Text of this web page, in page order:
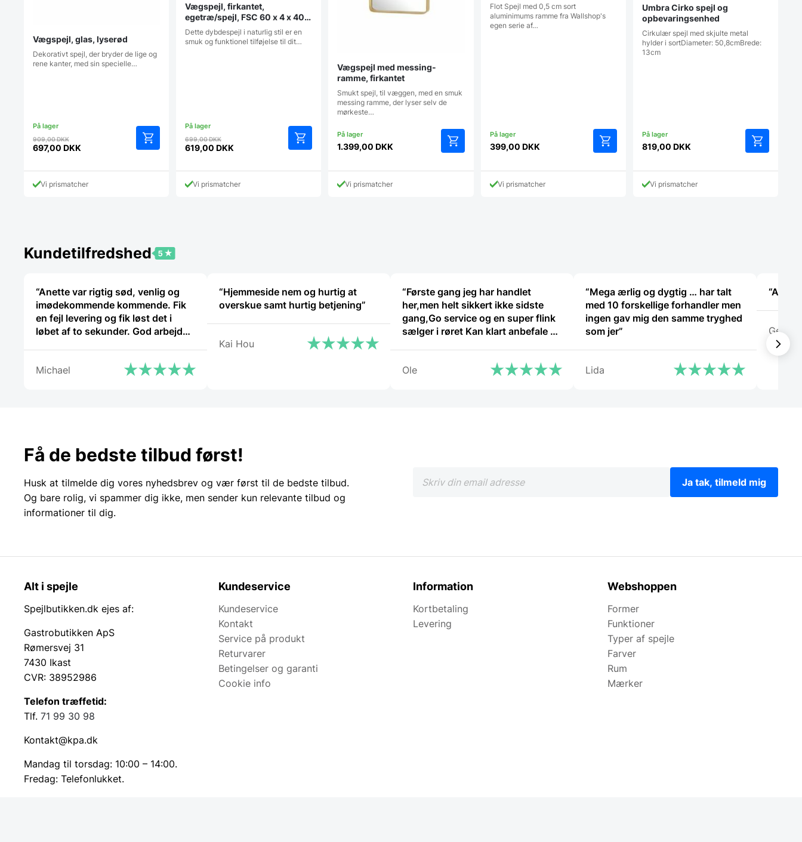
Vægspejl, glas, lyserød
Dekorativt spejl, der bryder de lige og
rene kanter, med sin specielle…
909,00DKKDen
oprindelige
var:
909,00 DKK.
697,00 DKK
aktuelle
pris
er:Vi prismatcher
Vægspejl, firkantet,
egetræ/spejl, FSC 60 x 4 x 40
cm
Dette dybdespejl i naturlig stil er en
smuk og funktionel tilføjelse til dit…
699,00DKKDen
oprindelige
var:
699,00 DKK.
619,00DKK
aktuelle
pris
er:Vi prismatcher
Vægspejl med messing-
ramme, firkantet
Smukt spejl, til væggen, med en smuk
messing ramme, der lyser selv de
mørkeste…
1.399,00DKK
Vi prismatcher
Flot Spejl med 0,5 cm sort
aluminimums ramme fra Wallshop's
egen serie af…
399,00 DKK
vare
Vi prismatcher
Umbra Cirko spejl og
opbevaringsenhed
Cirkulær spejl med skjulte metal
hylder i sortDiameter: 50,8cmBrede:
13cm
819,00 DKK
Vi prismatcher
Kundetilfredshed
“Anette var rigtig sød, venlig og
imødekommende kommende. Fik
en fejl levering og fik løst det i
løbet af to sekunder. God arbejde
Michael
“Hjemmeside nem og hurtig at
overskue samt hurtig betjening”
Kai Hou
“Første gang jeg har handlet
her,men helt sikkert ikke sidste
gang,Go service og en super flink
sælger i røret Kan klart anbefale at
Ole
“Mega ærlig og dygtig … har talt
med 10 forskellige forhandler men
ingen gav mig den samme tryghed
som jer”
Lida
“Altid
Georg
Få de bedste tilbud først!
Husk at tilmelde dig vores nyhedsbrev og vær først til de bedste tilbud.
Og bare rolig, vi spammer dig ikke, men sender kun relevante tilbud og
informationer til dig.
Ja tak, tilmeld mig
Alt i spejle
Spejlbutikken.dk ejes af:
Gastrobutikken ApS
Rømersvej 31
7430 Ikast
CVR: 38952986
Telefon træffetid:
Tlf. 71 99 30 98
Kontakt@kpa.dk
Mandag til torsdag: 10:00 – 14:00.
Fredag: Telefonlukket.
Kundeservice
Kundeservice
Kontakt
Service på produkt
Returvarer
Betingelser og garanti
Cookie info
Information
Kortbetaling
Levering
Webshoppen
Former
Funktioner
Typer af spejle
Farver
Rum
Mærker